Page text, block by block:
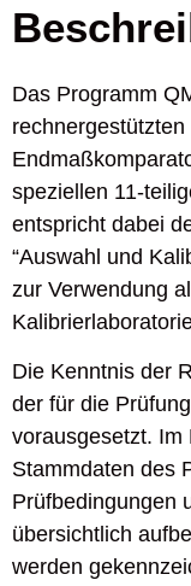
Das Programm
speziellen 11-
entspricht dabei
“Auswahl und
zur Verwendung
Die Kenntnis der
der für die
vorausgesetzt. Im
Stammdaten des
Prüfbedingungen
übersichtlich
werden